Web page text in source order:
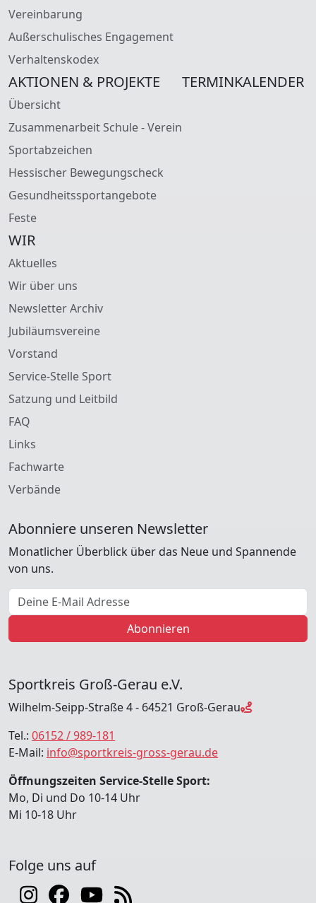
Vereinbarung
Außerschulisches Engagement
Verhaltenskodex
AKTIONEN & PROJEKTE
Übersicht
Zusammenarbeit Schule - Verein
Sportabzeichen
Hessischer Bewegungscheck
Gesundheitssportangebote
Feste
TERMINKALENDER
WIR
Aktuelles
Wir über uns
Newsletter Archiv
Jubiläumsvereine
Vorstand
Service-Stelle Sport
Satzung und Leitbild
FAQ
Links
Fachwarte
Verbände
Abonniere unseren Newsletter
Monatlicher Überblick über das Neue und Spannende
von uns.
E-Mail Adresse
Abonnieren
Sportkreis Groß-Gerau e.V.
Wilhelm-Seipp-Straße 4 - 64521 Groß-Gerau
Tel.: 06152 / 989-181
E-Mail: info@sportkreis-gross-gerau.de
Öffnungszeiten Service-Stelle Sport:
Mo, Di und Do 10-14 Uhr
Mi 10-18 Uhr
Folge uns auf